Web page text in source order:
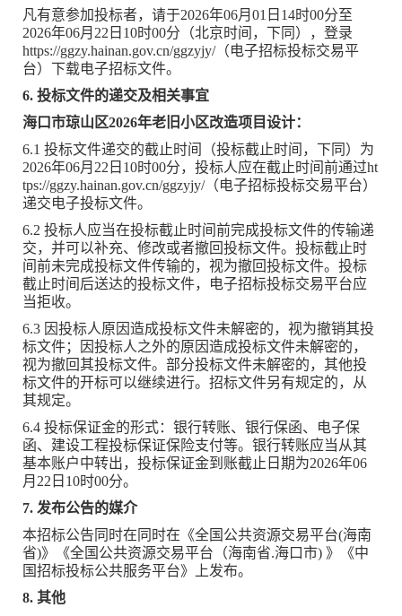
凡有意参加投标者，请于2026年06月01日14时00分至
2026年06月22日10时00分（北京时间，下同），登录
https://ggzy.hainan.gov.cn/ggzyjy/（电子招标投标交易平
台）下载电子招标文件。
6. 投标文件的递交及相关事宜
海口市琼山区2026年老旧小区改造项目设计：
6.1 投标文件递交的截止时间（投标截止时间，下同）为
2026年06月22日10时00分，投标人应在截止时间前通过ht
tps://ggzy.hainan.gov.cn/ggzyjy/（电子招标投标交易平台）
递交电子投标文件。
6.2 投标人应当在投标截止时间前完成投标文件的传输递
交，并可以补充、修改或者撤回投标文件。投标截止时
间前未完成投标文件传输的，视为撤回投标文件。投标
截止时间后送达的投标文件，电子招标投标交易平台应
当拒收。
6.3 因投标人原因造成投标文件未解密的，视为撤销其投
标文件；因投标人之外的原因造成投标文件未解密的，
视为撤回其投标文件。部分投标文件未解密的，其他投
标文件的开标可以继续进行。招标文件另有规定的，从
其规定。
6.4 投标保证金的形式：银行转账、银行保函、电子保
函、建设工程投标保证保险支付等。银行转账应当从其
基本账户中转出，投标保证金到账截止日期为2026年06
月22日10时00分。
7. 发布公告的媒介
本招标公告同时在同时在《全国公共资源交易平台(海南
省)》《全国公共资源交易平台（海南省.海口市) 》《中
国招标投标公共服务平台》上发布。
8. 其他